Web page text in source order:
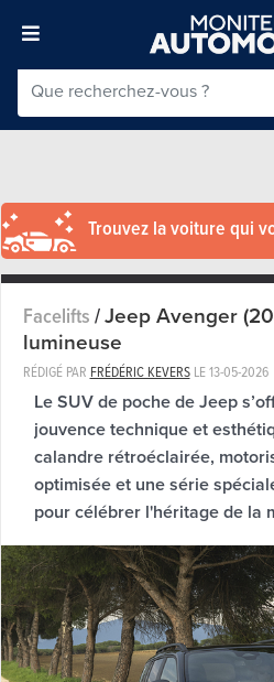
Trouvez la voiture qui
Facelifts/Jeep Avenger
lumineuse
RÉDIGÉ PAR FRÉDÉRIC KEVERSLE13-05-2026
Le SUV de poche de Jeep
jouvence technique et
calandre rétroéclairée,
optimisée et une série
pour célébrer l'héritage de la